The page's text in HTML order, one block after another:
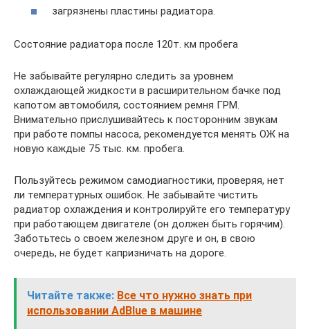
загрязнены пластины радиатора.
Состояние радиатора после 120т. км пробега
Не забывайте регулярно следить за уровнем
охлаждающей жидкости в расширительном бачке под
капотом автомобиля, состоянием ремня ГРМ.
Внимательно прислушивайтесь к посторонним звукам
при работе помпы насоса, рекомендуется менять ОЖ на
новую каждые 75 тыс. км. пробега.
Пользуйтесь режимом самодиагностики, проверяя, нет
ли температурных ошибок. Не забывайте чистить
радиатор охлаждения и контролируйте его температуру
при работающем двигателе (он должен быть горячим).
Заботьтесь о своем железном друге и он, в свою
очередь, не будет капризничать на дороге.
Читайте также: Все что нужно знать при
использовании AdBlue в машине